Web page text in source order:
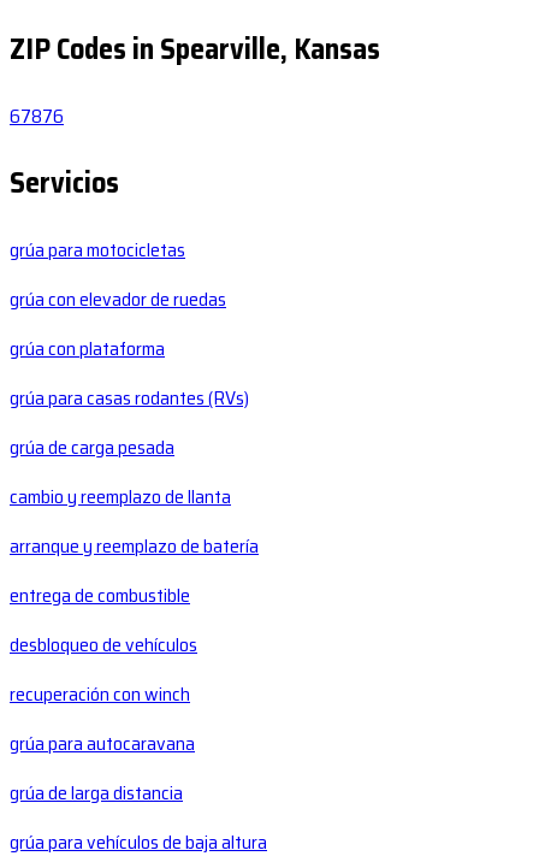
ZIP Codes in Spearville, Kansas
67876
Servicios
grúa para motocicletas
grúa con elevador de ruedas
grúa con plataforma
grúa para casas rodantes (RVs)
grúa de carga pesada
cambio y reemplazo de llanta
arranque y reemplazo de batería
entrega de combustible
desbloqueo de vehículos
recuperación con winch
grúa para autocaravana
grúa de larga distancia
grúa para vehículos de baja altura